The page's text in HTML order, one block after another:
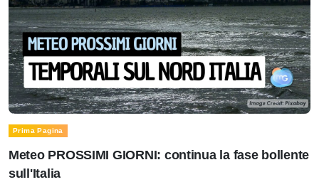
Prima Pagina
Meteo PROSSIMI GIORNI: continua la fase bollente
sull'Italia